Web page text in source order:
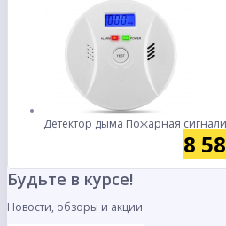
Детектор дыма Пожарная
8
Будьте в курсе!
Новости, обзоры и акции